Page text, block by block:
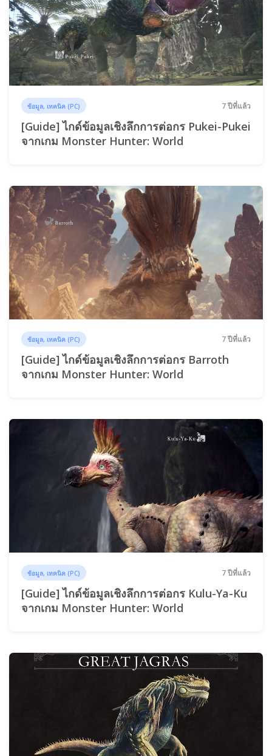
ข้อมูล, เทคนิค (PC) 7 ปีที่แล้ว
[Guide] ไกด์ข้อมูลเชิงลึกการต่อกร Pukei-Pukei
จากเกม Monster Hunter: World
ข้อมูล, เทคนิค (PC) 7 ปีที่แล้ว
[Guide] ไกด์ข้อมูลเชิงลึกการต่อกร Barroth
จากเกม Monster Hunter: World
ข้อมูล, เทคนิค (PC) 7 ปีที่แล้ว
[Guide] ไกด์ข้อมูลเชิงลึกการต่อกร Kulu-Ya-Ku
จากเกม Monster Hunter: World